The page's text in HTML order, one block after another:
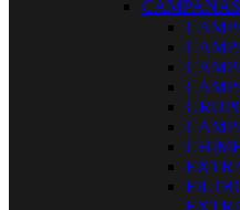
CAMPANAS